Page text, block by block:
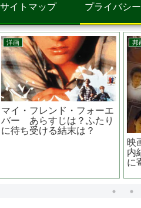
サイトマップ プライバシ
洋画
野良人間 獣に育てられた
子どもたち あらすじは？実
話？メキシコ製ホラー